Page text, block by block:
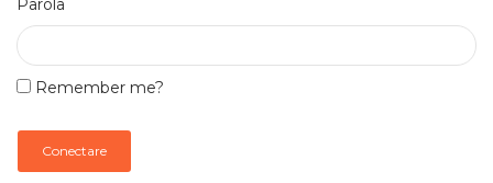
Parola
Remember me?
Conectare